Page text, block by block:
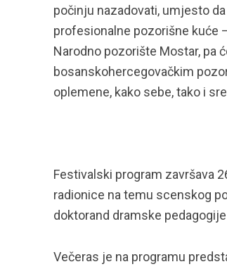
počinju nazadovati, umjesto
profesionalne pozorišne kuće
Narodno pozorište Mostar, pa
bosanskohercegovačkim
oplemene, kako sebe, tako i
Festivalski program završava
radionice na temu scenskog
doktorand dramske
Večeras je na programu